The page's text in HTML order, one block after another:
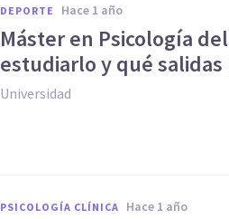
DEPORTE hace 1 año
Máster en Psicología
estudiarlo y qué
Universidad
PSICOLOGÍA CLÍNICA hace 1 año